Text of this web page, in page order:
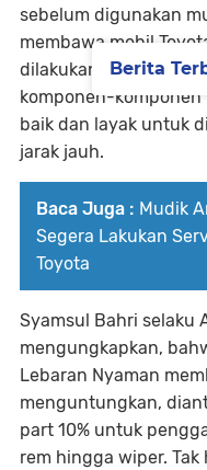
sebelum digunakan
membawa mobil
dilakukan
komponen-
baik dan layak untuk
jarak jauh.
Baca Juga : Mudik
Segera Lakukan
Toyota
Syamsul Bahri selaku
mengungkapkan,
Lebaran Nyaman
menguntungkan,
part 10% untuk
rem hingga wiper. Tak
Berita